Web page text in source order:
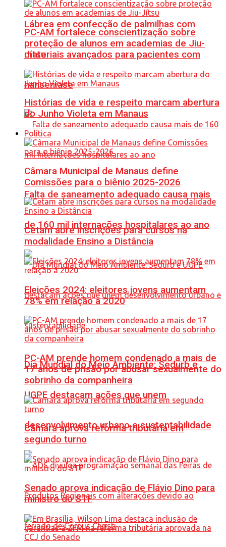
Lábrea em confecção de palmilhas com
materiais avançados para pacientes com
hanseníase
Falta de saneamento adequado causa mais
de 160 mil internações hospitalares ao ano
Dia Mundial do Meio Ambiente: Sedurb e
UGPE destacam ações que unem
desenvolvimento urbano e sustentabilidade
PC-AM fortalece conscientização sobre
proteção de alunos em academias de Jiu-
Jítsu
Histórias de vida e respeito marcam abertura
do Junho Violeta em Manaus
Política
Câmara Municipal de Manaus define
Comissões para o biênio 2025-2026
Cetam abre inscrições para cursos na
modalidade Ensino a Distância
Eleições 2024: eleitores jovens aumentam
78% em relação a 2020
PC-AM prende homem condenado a mais de
17 anos de prisão por abusar sexualmente do
sobrinho da companheira
Câmara aprova reforma tributária em
segundo turno
Senado aprova indicação de Flávio Dino para
ministro do STF